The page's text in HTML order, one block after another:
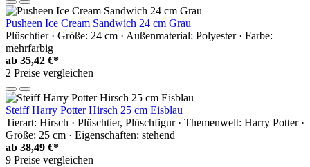
Pusheen Ice Cream Sandwich 24 cm Grau
Plüschtier · Größe: 24 cm · Außenmaterial: Polyester · Farbe:
mehrfarbig
ab 35,42 €*
2 Preise vergleichen
Steiff Harry Potter Hirsch 25 cm Eisblau
Tierart: Hirsch · Plüschtier, Plüschfigur · Themenwelt: Harry Potter ·
Größe: 25 cm · Eigenschaften: stehend
ab 38,49 €*
9 Preise vergleichen